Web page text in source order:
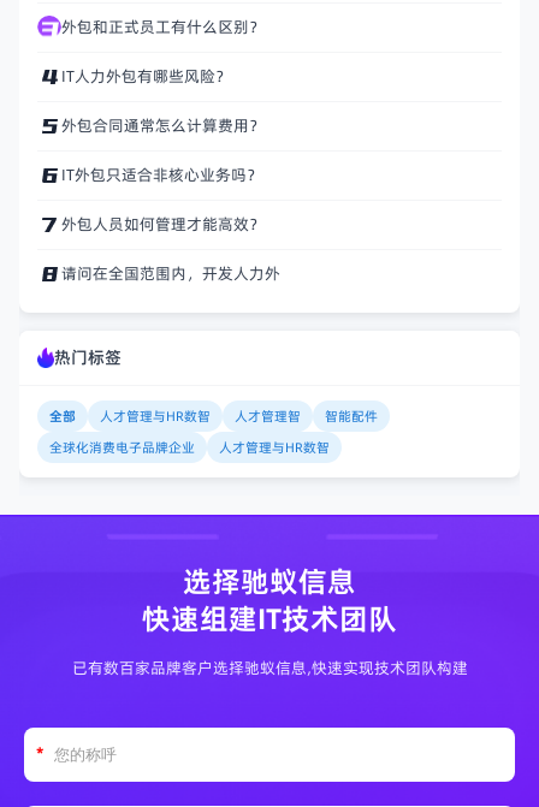
外包和正式员工有什么区别？
IT人力外包有哪些风险？
外包合同通常怎么计算费用？
IT外包只适合非核心业务吗？
外包人员如何管理才能高效？
请问在全国范围内，开发人力外
热门标签
全部 人才管理与HR数智 人才管理智
智能配件
全球化消费电子品牌企业
人才管理与HR数智
选择驰蚁信息
快速组建IT技术团队
已有数百家品牌客户选择驰蚁信息,快速实现技术团队构建